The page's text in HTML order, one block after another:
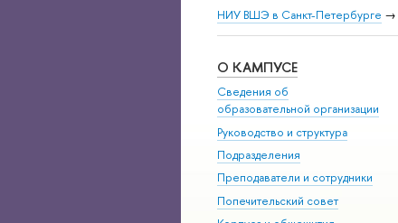
НИУ ВШЭ в Санкт-Петербурге →
О КАМПУСЕ
Сведения об
образовательной организации
Руководство и структура
Подразделения
Преподаватели и сотрудники
Попечительский совет